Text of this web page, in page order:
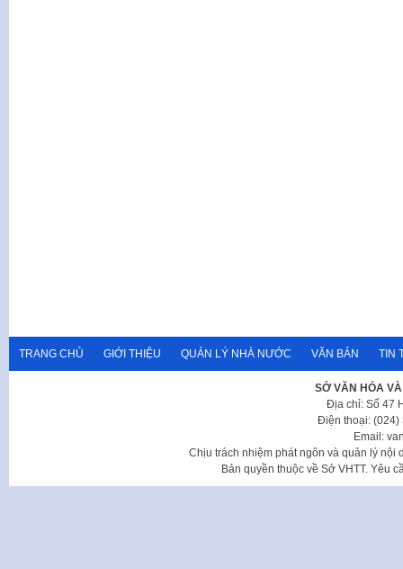
TRANG CHỦ GIỚI THIỆU QUẢN LÝ NHÀ NƯỚC VĂN BẢN TIN
SỞ VĂN HÓA
Địa chỉ: Số 47
Điện thoại: (024)
Email:
Chịu trách nhiệm phát ngôn và quản lý nội
Bản quyền thuộc về Sở VHTT. Yêu